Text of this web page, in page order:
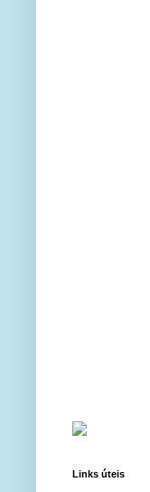
Links úteis